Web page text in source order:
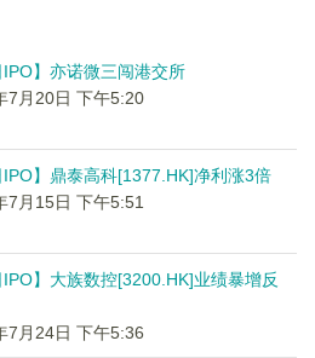
IPO】亦诺微三闯港交所
7月20日 下午5:20
IPO】鼎泰高科[1377.HK]净利涨3倍
7月15日 下午5:51
IPO】大族数控[3200.HK]业绩暴增反
7月24日 下午5:36